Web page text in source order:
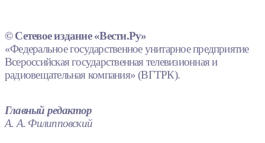
© Сетевое издание «Вести.Ру»
«Федеральное государственное унитарное предприятие
Всероссийская государственная телевизионная и
радиовещательная компания» (ВГТРК).
Главный редактор
А. А. Филипповский